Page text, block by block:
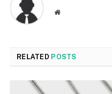
Website
RELATED POSTS